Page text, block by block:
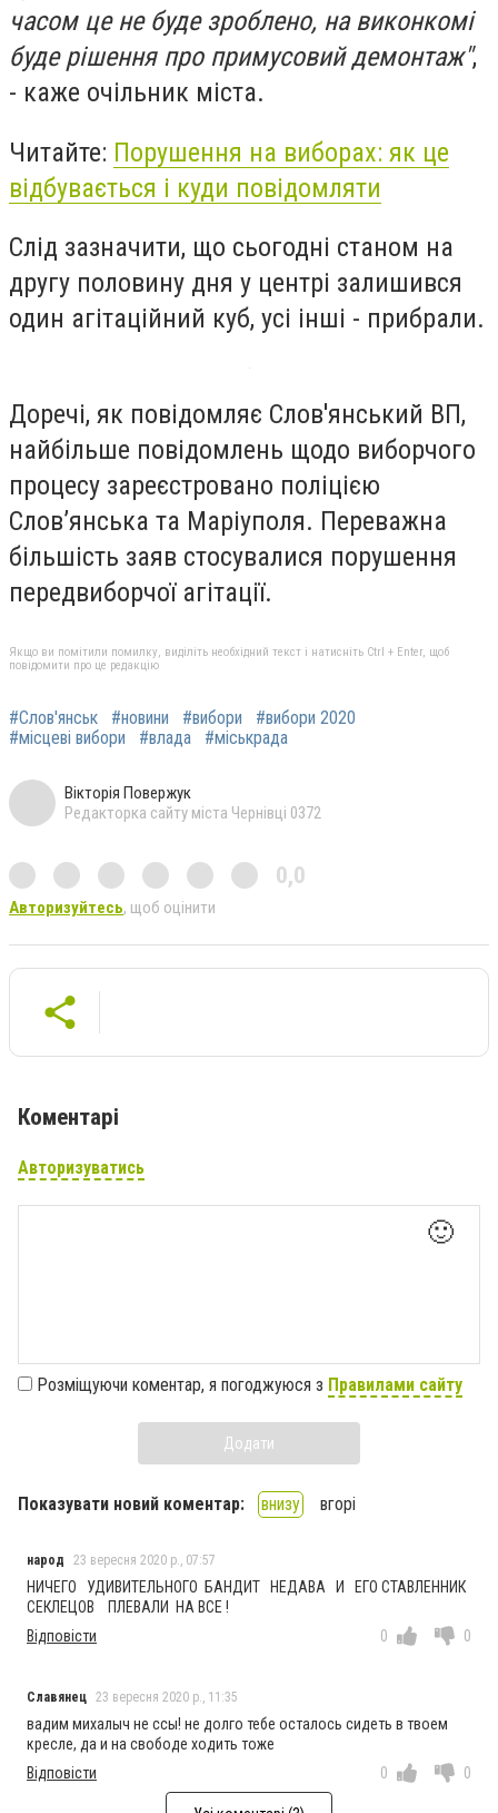
часом це не буде зроблено, на виконкомі
буде рішення про примусовий демонтаж",
- каже очільник міста.
Читайте: Порушення на виборах: як це
відбувається і куди повідомляти
Слід зазначити, що сьогодні станом на
другу половину дня у центрі залишився
один агітаційний куб, усі інші - прибрали.
Доречі, як повідомляє Слов'янський ВП,
найбільше повідомлень щодо виборчого
процесу зареєстровано поліцією
Слов’янська та Маріуполя. Переважна
більшість заяв стосувалися порушення
передвиборчої агітації.
Якщо ви помітили помилку, виділіть необхідний текст і натисніть Ctrl + Enter, щоб
повідомити про це редакцію
#Слов'янськ #новини #вибори
#вибори 2020
#місцеві вибори
#влада #міськрада
Вікторія Повержук
Редакторка сайту міста Чернівці 0372
0,0
Авторизуйтесь, щоб оцінити
Коментарі
Авторизуватись
🙂
Розміщуючи коментар, я погоджуюся з Правилами сайту
Додати
Показувати новий коментар: внизу вгорі
народ 23 вересня 2020 р., 07:57
НИЧЕГО УДИВИТЕЛЬНОГО БАНДИТ НЕДАВА И ЕГО СТАВЛЕННИК
СЕКЛЕЦОВ ПЛЕВАЛИ НА ВСЕ !
Відповісти
0 0
Славянец 23 вересня 2020 р., 11:35
вадим михалыч не ссы! не долго тебе осталось сидеть в твоем
кресле, да и на свободе ходить тоже
Відповісти
0 0